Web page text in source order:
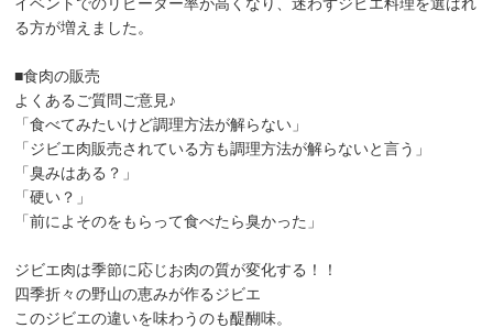
る方が増えました。
■食肉の販売
よくあるご質問ご意見♪
「食べてみたいけど調理方法が解らない」
「ジビエ肉販売されている方も調理方法が解らないと言う」
「臭みはある？」
「硬い？」
「前によそのをもらって食べたら臭かった」
ジビエ肉は季節に応じお肉の質が変化する！！
四季折々の野山の恵みが作るジビエ
このジビエの違いを味わうのも醍醐味。